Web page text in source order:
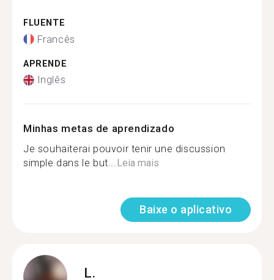
FLUENTE
Francês
APRENDE
Inglês
Minhas metas de aprendizado
Je souhaiterai pouvoir tenir une discussion
simple dans le but...Leia mais
Baixe o aplicativo
L.